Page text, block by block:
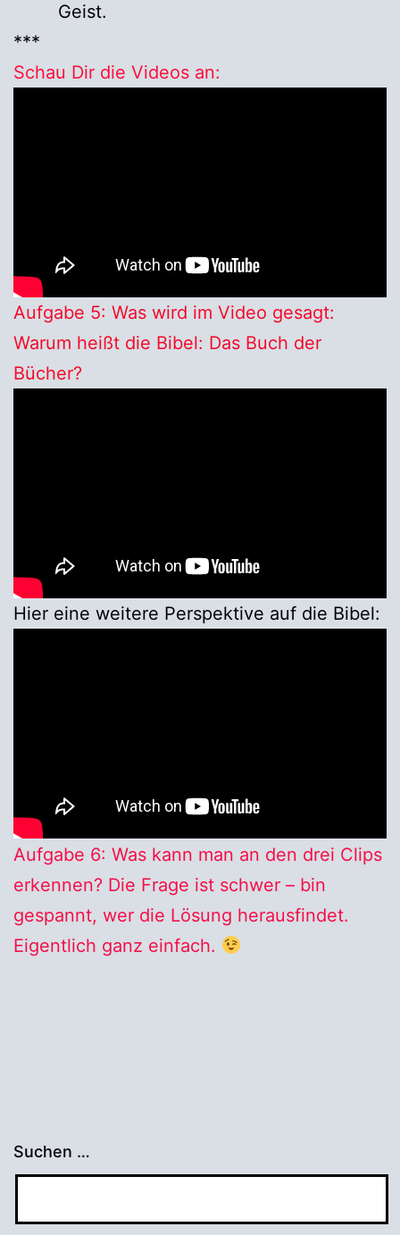
Geist.
***
Schau Dir die Videos an:
Aufgabe 5: Was wird im Video gesagt:
Warum heißt die Bibel: Das Buch der
Bücher?
Hier eine weitere Perspektive auf die Bibel:
Aufgabe 6: Was kann man an den drei Clips
erkennen? Die Frage ist schwer – bin
gespannt, wer die Lösung herausfindet.
Eigentlich ganz einfach.
Suchen …